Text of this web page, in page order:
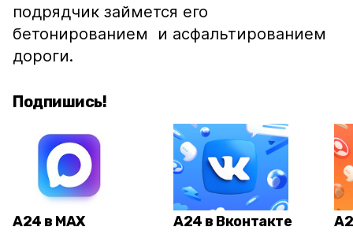
подрядчик займется его
бетонированием и асфальтированием
дороги.
Подпишись!
А24 в MAX А24 в Вконтакте